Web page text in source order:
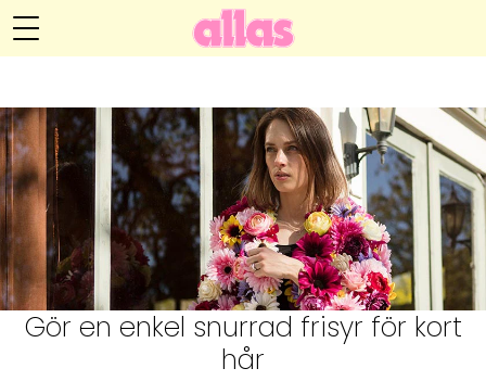
Hälsa
Relationer
Handarbete
Anna María Larssons blogg
Hem
Om Anna María
Kategorier
Arkiv
Kontakt
Gör en enkel snurrad frisyr för kort
hår